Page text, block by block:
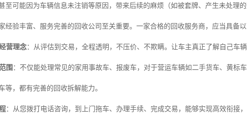
至可能因为车辆信息未注销等原因，带来后续的麻烦（如被套牌、产生未处理的
经验丰富、服务完善的回收公司至关重要。一家合格的回收服务商，应当具备以
营理念：从评估到交易，全程透明，不压价、不欺瞒。让车主真正了解自己车辆
围 ：不仅能处理常见的家用事故车、报废车，对于营运车辆如二手货车、黄标
等，都有完善的回收拆解能力。
：从您拨打电话咨询，到上门拖车、办理手续、完成交易，能够实现高效衔接，